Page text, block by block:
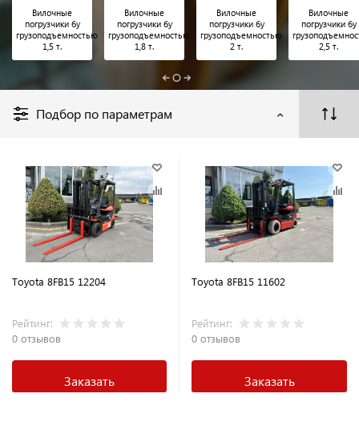
Вилочные
погрузчики бу
грузоподъемностью
1,5 т.
Вилочные
погрузчики бу
грузоподъемностью
1,8 т.
Вилочные
погрузчики бу
грузоподъемностью
2 т.
Вилочные
погрузчики бу
2,5 т.
Подбор по параметрам
Toyota 8FB15 12204
Рейтинг:
0 отзывов
Заказать
Toyota 8FB15 11602
Рейтинг:
0 отзывов
Заказать